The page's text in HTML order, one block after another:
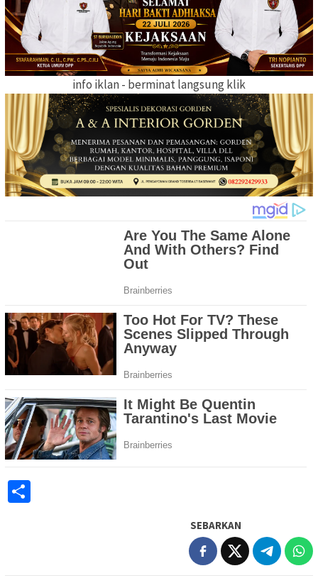
info iklan - berminat langsung klik
SEBARKAN